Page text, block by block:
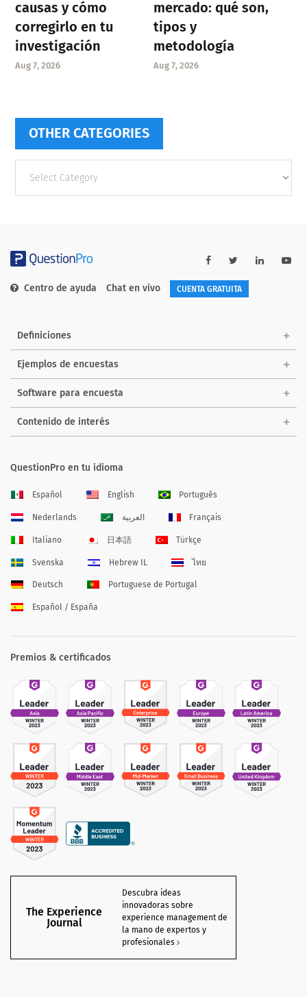
causas y cómo
corregirlo en tu
investigación
Aug 7, 2026
mercado: qué son,
tipos y
metodología
Aug 7, 2026
OTHER CATEGORIES
categories
Centro de ayuda Chat en vivo CUENTA GRATUITA
Definiciones
Ejemplos de encuestas
Software para encuesta
Contenido de interés
QuestionPro en tu idioma
Español English Português
Nederlands العربية Français
Italiano 日本語 Türkçe
Svenska Hebrew IL ไทย
Deutsch Portuguese de Portugal
Español / España
Premios & certificados
The Experience
Journal
Descubra ideas
innovadoras sobre
experience management de
la mano de expertos y
profesionales